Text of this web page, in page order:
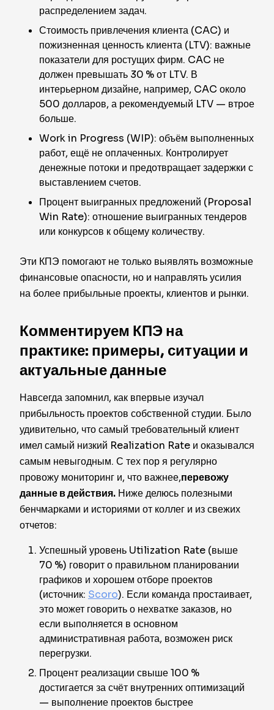
распределением задач.
Стоимость привлечения клиента (CAC) и
пожизненная ценность клиента (LTV): важные
показатели для ростущих фирм. CAC не
должен превышать 30 % от LTV. В
интерьерном дизайне, например, CAC около
500 долларов, а рекомендуемый LTV — втрое
больше.
Work in Progress (WIP): объём выполненных
работ, ещё не оплаченных. Контролирует
денежные потоки и предотвращает задержки с
выставлением счетов.
Процент выигранных предложений (Proposal
Win Rate): отношение выигранных тендеров
или конкурсов к общему количеству.
Эти КПЭ помогают не только выявлять возможные
финансовые опасности, но и направлять усилия
на более прибыльные проекты, клиентов и рынки.
Комментируем КПЭ на
практике: примеры, ситуации и
актуальные данные
Навсегда запомнил, как впервые изучал
прибыльность проектов собственной студии. Было
удивительно, что самый требовательный клиент
имел самый низкий Realization Rate и оказывался
самым невыгодным. С тех пор я регулярно
провожу мониторинг и, что важнее,перевожу
данные в действия. Ниже делюсь полезными
бенчмарками и историями от коллег и из свежих
отчетов:
Успешный уровень Utilization Rate (выше
70 %) говорит о правильном планировании
графиков и хорошем отборе проектов
(источник: Scoro). Если команда простаивает,
это может говорить о нехватке заказов, но
если выполняется в основном
административная работа, возможен риск
перегрузки.
Процент реализации свыше 100 %
достигается за счёт внутренних оптимизаций
— выполнение проектов быстрее